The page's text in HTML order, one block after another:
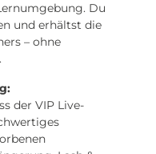
Du
und erhältst die
– ohne
der VIP Live-